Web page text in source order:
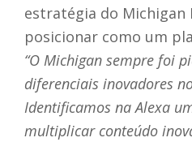
estratégia do Michigan
posicionar como um
“O Michigan sempre foi
diferenciais inovadores
Identificamos na Alexa
multiplicar conteúdo